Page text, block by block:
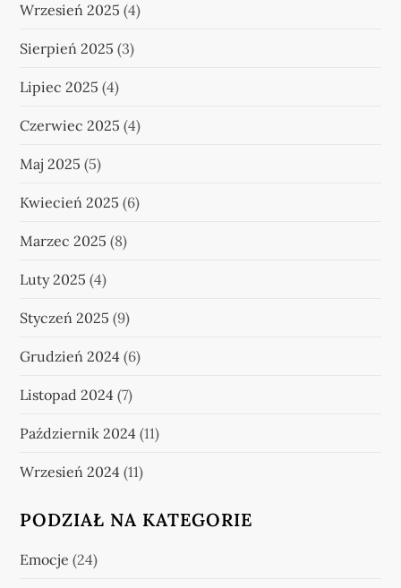
Wrzesień 2025 (4)
Sierpień 2025 (3)
Lipiec 2025 (4)
Czerwiec 2025 (4)
Maj 2025 (5)
Kwiecień 2025 (6)
Marzec 2025 (8)
Luty 2025 (4)
Styczeń 2025 (9)
Grudzień 2024 (6)
Listopad 2024 (7)
Październik 2024 (11)
Wrzesień 2024 (11)
PODZIAŁ NA KATEGORIE
Emocje (24)